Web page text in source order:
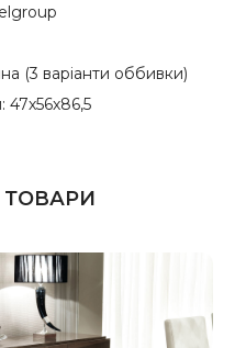
(3 варіанти оббивки)
47х56х86,5
ТОВАРИ